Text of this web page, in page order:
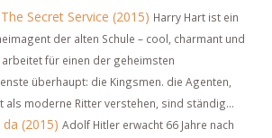
Secret Service (2015) Harry Hart ist ein
der alten Schule – cool, charmant und
für einen der geheimsten
überhaupt: die Kingsmen. die Agenten,
als moderne Ritter verstehen, sind ständig...
(2015) Adolf Hitler erwacht 66 Jahre nach